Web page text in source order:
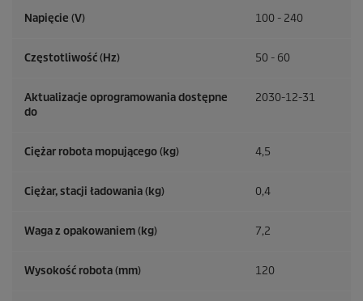
Napięcie (V) 100 - 240
Częstotliwość (Hz) 50 - 60
Aktualizacje oprogramowania dostępne
do
2030-12-31
Ciężar robota mopującego (kg) 4,5
Ciężar, stacji ładowania (kg) 0,4
Waga z opakowaniem (kg) 7,2
Wysokość robota (mm) 120